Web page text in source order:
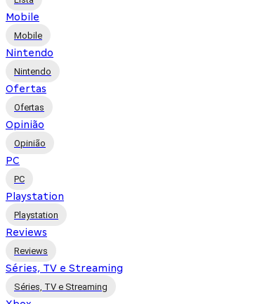
Mobile
Mobile
Nintendo
Nintendo
Ofertas
Ofertas
Opinião
Opinião
PC
PC
Playstation
Playstation
Reviews
Reviews
Séries, TV e Streaming
Séries, TV e Streaming